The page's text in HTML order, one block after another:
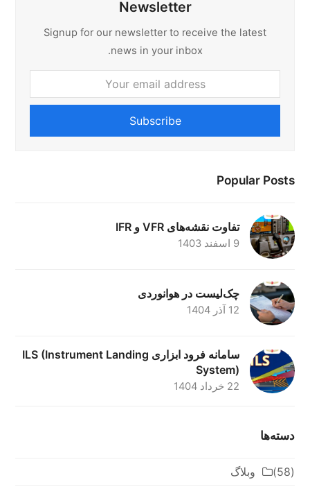
Newsletter
Signup for our newsletter to receive the latest
news in your inbox.
email
Subscribe
Popular Posts
تفاوت نقشه‌های VFR و IFR
9 اسفند 1403
چک‌لیست در هوانوردی
12 آذر 1404
سامانه فرود ابزاری ILS (Instrument Landing
System)
22 خرداد 1404
دسته‌ها
وبلاگ (58)